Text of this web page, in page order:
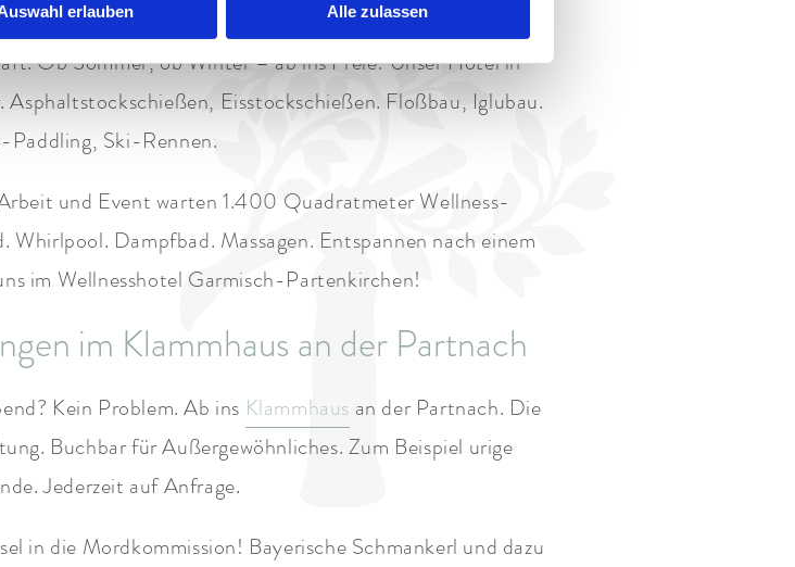
erlauben Alle zulassen
Oder Flying Fox: 270 Meter am Drahtseil bergab. Wir
Ob Sommer, ob Winter – ab ins Freie! Unser Hotel in
Eisstockschießen. Floßbau, Iglubau.
Ski-Rennen.
und Event warten 1.400 Quadratmeter Wellness-
Whirlpool. Dampfbad. Massagen. Entspannen nach einem
im Wellnesshotel Garmisch-Partenkirchen!
im Klammhaus an der Partnach
Kein Problem. Ab ins Klammhaus an der Partnach. Die
Buchbar für Außergewöhnliches. Zum Beispiel urige
Jederzeit auf Anfrage.
in die Mordkommission! Bayerische Schmankerl und dazu